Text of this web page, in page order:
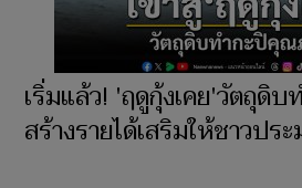
เริ่มแล้ว! 'ฤดูกุ้งเคย'วัตถุดิ
สร้างรายได้เสริมให้ชาวปร